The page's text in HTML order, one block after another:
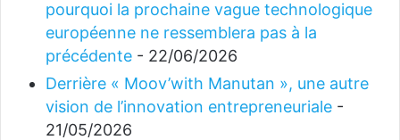
pourquoi la prochaine vague technologique
européenne ne ressemblera pas à la
précédente - 22/06/2026
Derrière « Moov’with Manutan », une autre
vision de l’innovation entrepreneuriale -
21/05/2026